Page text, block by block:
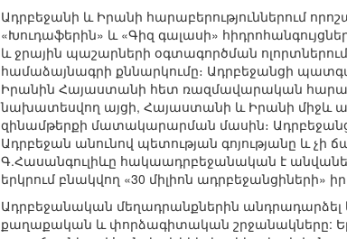
Ադրբեջանի և Իրանի հարաբերություններում
«Խուդաֆերին» և «Գիզ գալասի»
և ջրային պաշարների օգտագործման
համաձայնագրի քննարկումը։ Ադրբեջանցի
Իրանին Հայաստանի հետ ռազմավարական
նախատեսվող այցի, Հայաստանի և Իրանի միջև
զինամթերքի մատակարարման մասին։
Ադրբեջան անունով պետության գոյությանը և չի
Գ.Հասանգուլիևը հակաադրբեջանական է
երկրում բնակվող «30 միլիոն
Ադրբեջանական մեղադրանքներին
քաղաքական և փորձագիտական շրջանակները: